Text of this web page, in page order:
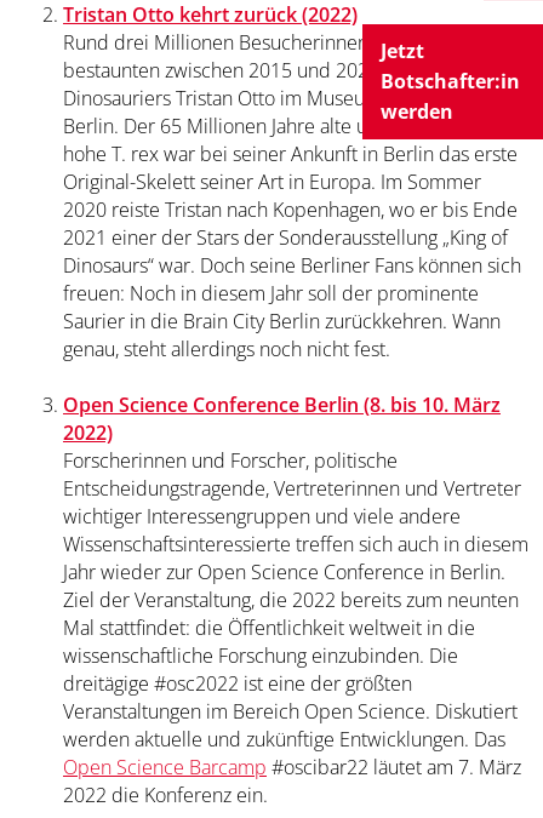
Jetzt
Botschafter:in
werden
Tristan Otto kehrt zurück (2022)
Rund drei Millionen Besucherinnen und Besucher
bestaunten zwischen 2015 und 2020 das Skelett des
Dinosauriers Tristan Otto im Museum für Naturkunde
Berlin. Der 65 Millionen Jahre alte und vier Meter
hohe T. rex war bei seiner Ankunft in Berlin das erste
Original-Skelett seiner Art in Europa. Im Sommer
2020 reiste Tristan nach Kopenhagen, wo er bis Ende
2021 einer der Stars der Sonderausstellung „King of
Dinosaurs“ war. Doch seine Berliner Fans können sich
freuen: Noch in diesem Jahr soll der prominente
Saurier in die Brain City Berlin zurückkehren. Wann
genau, steht allerdings noch nicht fest.
Open Science Conference Berlin (8. bis 10. März
2022)
Forscherinnen und Forscher, politische
Entscheidungstragende, Vertreterinnen und Vertreter
wichtiger Interessengruppen und viele andere
Wissenschaftsinteressierte treffen sich auch in diesem
Jahr wieder zur Open Science Conference in Berlin.
Ziel der Veranstaltung, die 2022 bereits zum neunten
Mal stattfindet: die Öffentlichkeit weltweit in die
wissenschaftliche Forschung einzubinden. Die
dreitägige #osc2022 ist eine der größten
Veranstaltungen im Bereich Open Science. Diskutiert
werden aktuelle und zukünftige Entwicklungen. Das
Open Science Barcamp #oscibar22 läutet am 7. März
2022 die Konferenz ein.